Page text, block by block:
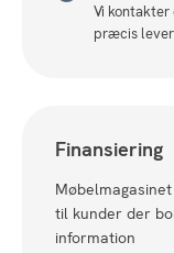
Vi
præcis
Finansiering
til kunder der
information